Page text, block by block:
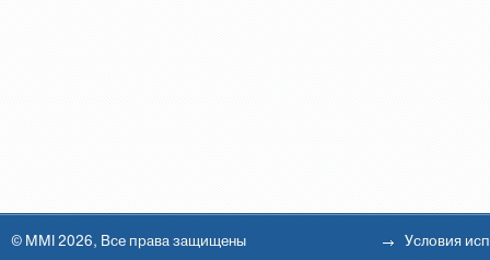
© MMI 2026, Все права защищены Условия